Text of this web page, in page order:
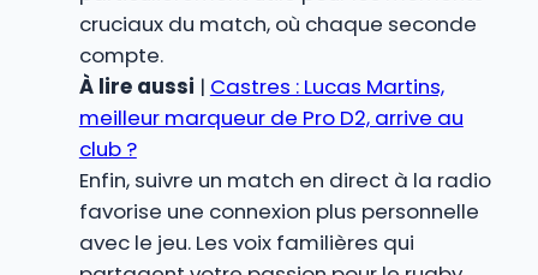
cruciaux du match, où chaque seconde
compte.
À lire aussi | Castres : Lucas Martins,
meilleur marqueur de Pro D2, arrive au
club ?
Enfin, suivre un match en direct à la radio
favorise une connexion plus personnelle
avec le jeu. Les voix familières qui